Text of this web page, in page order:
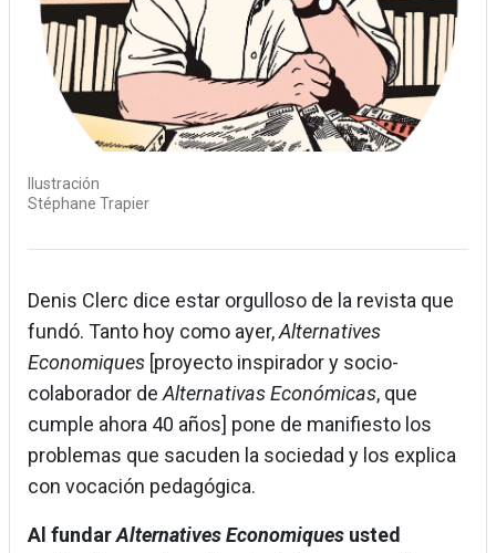
Ilustración
Stéphane Trapier
Denis Clerc dice estar orgulloso de la revista que
fundó. Tanto hoy como ayer,Alternatives
Economiques [proyecto inspirador y socio-
colaborador deAlternativas Económicas, que
cumple ahora 40 años] pone de manifiesto los
problemas que sacuden la sociedad y los explica
con vocación pedagógica.
Al fundarAlternatives Economiques usted